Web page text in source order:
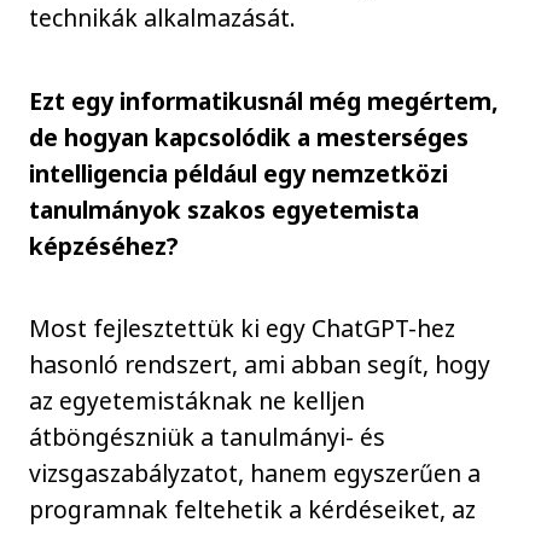
technikák alkalmazását.
Ezt egy informatikusnál még megértem,
de hogyan kapcsolódik a mesterséges
intelligencia például egy nemzetközi
tanulmányok szakos egyetemista
képzéséhez?
Most fejlesztettük ki egy ChatGPT-hez
hasonló rendszert, ami abban segít, hogy
az egyetemistáknak ne kelljen
átböngészniük a tanulmányi- és
vizsgaszabályzatot, hanem egyszerűen a
programnak feltehetik a kérdéseiket, az